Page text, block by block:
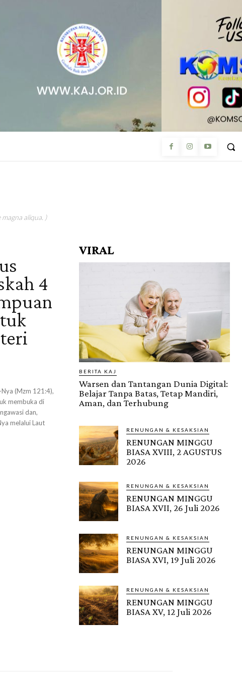
aliqua. )
4
(Mzm 121:4),
membuka di
dan,
melalui Laut
VIRAL
BERITA KAJ
Warsen dan Tantangan Dunia Digital:
Belajar Tanpa Batas, Tetap Mandiri,
Aman, dan Terhubung
RENUNGAN & KESAKSIAN
RENUNGAN MINGGU
BIASA XVIII, 2 AGUSTUS
2026
RENUNGAN & KESAKSIAN
RENUNGAN MINGGU
BIASA XVII, 26 Juli 2026
RENUNGAN & KESAKSIAN
RENUNGAN MINGGU
BIASA XVI, 19 Juli 2026
RENUNGAN & KESAKSIAN
RENUNGAN MINGGU
BIASA XV, 12 Juli 2026